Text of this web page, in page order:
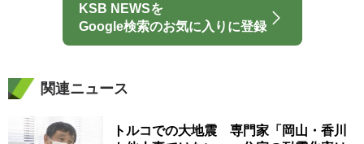
KSB NEWSを
Google検索のお気に入りに登録
関連ニュース
トルコでの大地震 専門家「岡山・香川